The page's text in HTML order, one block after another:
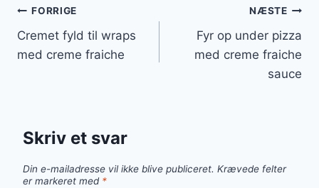
Indlægsnavigation
FORRIGE
Cremet fyld til wraps
med creme fraiche
NÆSTE
Fyr op under pizza
med creme fraiche
sauce
Skriv et svar
Din e-mailadresse vil ikke blive publiceret. Krævede felter
er markeret med *